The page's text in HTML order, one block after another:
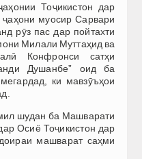
Тоҷикистон дар
ҷаҳони муосир Сарвари
рӯз пас дар пойтахти
Милали Муттаҳид ва
Конфронси сатҳи
Душанбе” оид ба
ки мавзӯъҳои
шудан ба Машварати
Осиё Тоҷикистон дар
машварат саҳми